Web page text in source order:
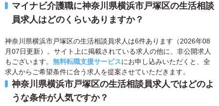
マイナビ介護職に神奈川県横浜市戸塚区の生活相談
員求人はどのくらいありますか？
神奈川県横浜市戸塚区の生活相談員求人は6件あります（2026年08
月07日更新）。サイト上に掲載されている求人の他に、非公開求人
もございます。 無料転職支援サービスにお申し込みいただくと、全
求人からご希望条件に合う求人を提案させていただきます。
神奈川県横浜市戸塚区の生活相談員求人ではどのよ
うな条件が人気ですか？